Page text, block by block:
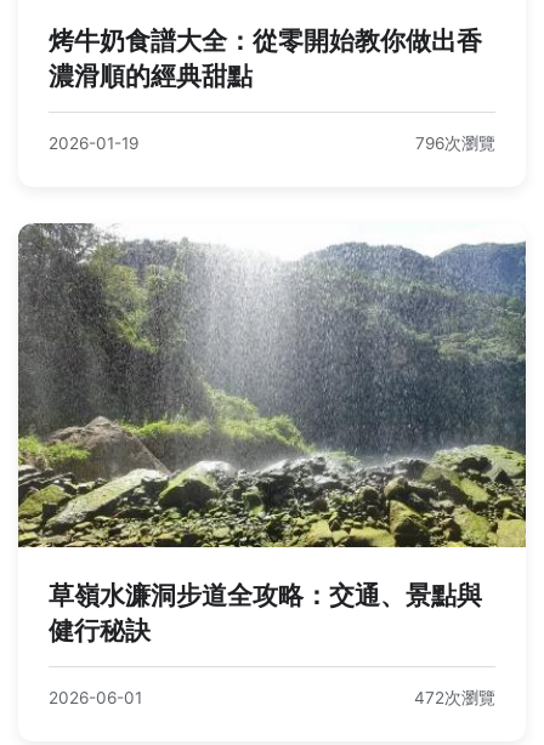
烤牛奶食譜大全：從零開始教你做出香
濃滑順的經典甜點
2026-01-19 796次瀏覽
草嶺水濂洞步道全攻略：交通、景點與
健行秘訣
2026-06-01 472次瀏覽